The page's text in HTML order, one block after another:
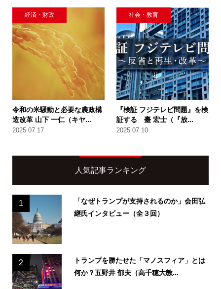
経済・財政
令和の米騒動と必要な農政構
造改革 山下 一仁（キヤ...
2025.07.17
社会・教育
『検証 フジテレビ問題』を検
証する 臺 宏士（『放...
2025.07.10
人気記事ランキング
1
「なぜトランプが支持されるのか」会田弘
継氏インタビュー（全３回）
2
トランプを勝たせた「マノスフィア」とは
何か？五野井 郁夫（高千穂大教...